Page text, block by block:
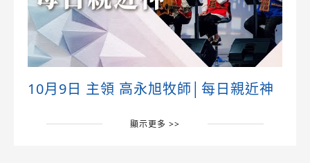
10月9日 主領 高永旭牧師│每日親近神
顯示更多 >>